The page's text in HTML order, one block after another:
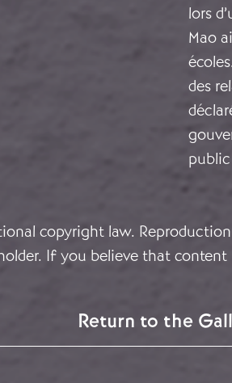
lors
Mao
des
copyright law.
If you believe that
Return to the